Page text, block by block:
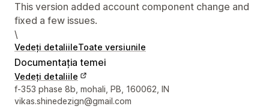
This version added account component change and
fixed a few issues.
\
Vedeți detaliileToate versiunile
Documentația temei
Vedeți detaliile
Detaliile de contact ale designerului
f-353 phase 8b, mohali, PB, 160062, IN
vikas.shinedezign@gmail.com